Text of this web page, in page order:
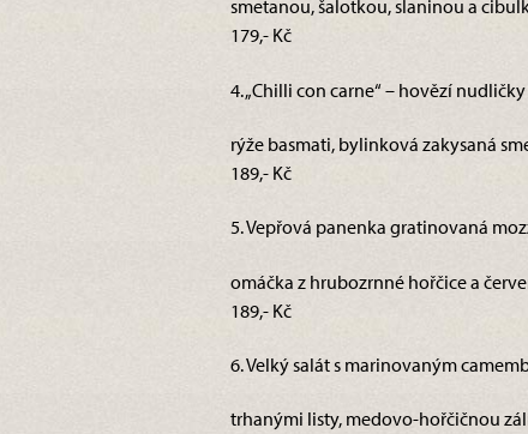
smetanou, šalotkou, slaninou a
179,- Kč
4. „Chilli con carne“ – hovězí
rýže basmati, bylinková zakysaná
189,- Kč
5. Vepřová panenka gratinovaná
omáčka z hrubozrnné hořčice a
189,- Kč
6. Velký salát s marinovaným
trhanými listy, medovo-hořčičnou